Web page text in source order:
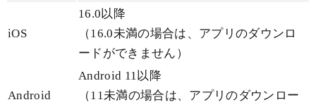
iOS
16.0以降
（16.0未満の場合は、アプリのダウンロ
ードができません）
Android
Android 11以降
（11未満の場合は、アプリのダウンロー